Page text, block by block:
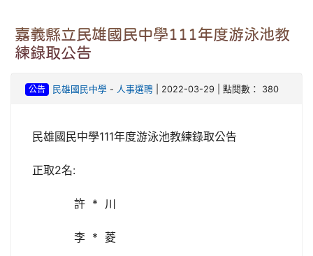
嘉義縣立民雄國民中學111年度游泳池教
練錄取公告
公告 民雄國民中學- 人事選聘| 2022-03-29 | 點閱數： 380
民雄國民中學111年度游泳池教練錄取公告
正取2名:
許 * 川
李 * 菱